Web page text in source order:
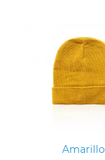
Amarillo